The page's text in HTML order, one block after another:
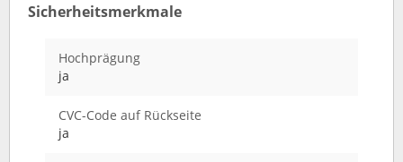
Sicherheitsmerkmale
Hochprägung
ja
CVC-Code auf Rückseite
ja